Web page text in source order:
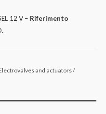
12 V – Riferimento
and actuators /